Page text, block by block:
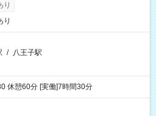
り
り
/ 八王子駅
休憩60分 [実働]7時間30分